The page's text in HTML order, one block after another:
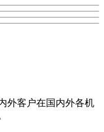
外客户在国内外各机